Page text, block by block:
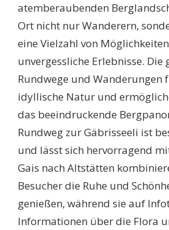
atemberaubenden
Ort nicht nur Wanderern,
eine Vielzahl von
unvergessliche Erlebnisse.
Rundwege und Wanderungen
idyllische Natur und
das beeindruckende
Rundweg zur Gäbrisseeli ist
und lässt sich hervorragend
Gais nach Altstätten
Besucher die Ruhe und
genießen, während sie auf
Informationen über die Flora